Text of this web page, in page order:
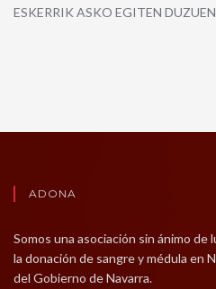
ESKERRIK ASKO EGITEN
ADONA
Somos una asociación sin ánimo de
la donación de sangre y médula en
del Gobierno de Navarra.